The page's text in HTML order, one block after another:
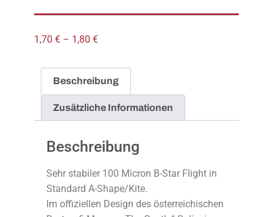
1,70 € – 1,80 €
Beschreibung
Zusätzliche Informationen
Beschreibung
Sehr stabiler 100 Micron B-Star Flight in
Standard A-Shape/Kite.
Im offiziellen Design des österreichischen